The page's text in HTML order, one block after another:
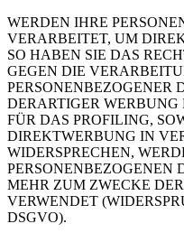
WERDEN IHRE
VERARBEITET, UM
SO HABEN SIE DAS
GEGEN DIE
PERSONENBEZOGENER
DERARTIGER
FÜR DAS PROFILING,
DIREKTWERBUNG IN
WIDERSPRECHEN,
PERSONENBEZOGENEN
MEHR ZUM ZWECKE
VERWENDET
DSGVO).